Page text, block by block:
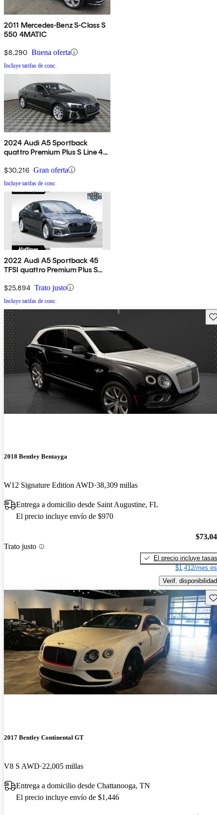
2011 Mercedes-Benz S-Class S
550 4MATIC
$8,290 Buena oferta
Incluye tarifas de conc.
2024 Audi A5 Sportback
quattro Premium Plus S Line 45
$30,216 Gran oferta
Incluye tarifas de conc.
2022 Audi A5 Sportback 45
TFSI quattro Premium Plus S
$25,894 Trato justo
Incluye tarifas de conc.
2018 Bentley Bentayga
W12 Signature Edition AWD 38,309 millas
Entrega a domicilio desde Saint Augustine, FL
El precio incluye envío de $970
Trato justo
El precio incluye tasas
$1,412/mes
Verif. disponibilidad
2017 Bentley Continental GT
V8 S AWD 22,005 millas
Entrega a domicilio desde Chattanooga, TN
El precio incluye envío de $1,446